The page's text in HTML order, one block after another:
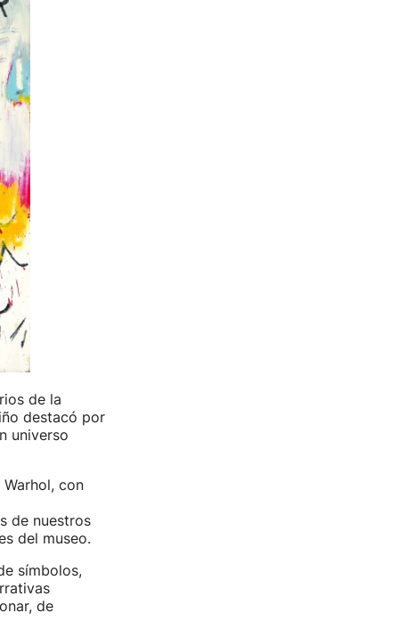
de la
destacó por
universo
con
de nuestros
del museo.
símbolos,
de